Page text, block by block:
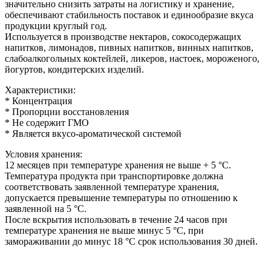
значительно снизить затраты на логистику и хранение,
обеспечивают стабильность поставок и единообразие вкуса
продукции круглый год.
Используется в производстве нектаров, сокосодержащих
напитков, лимонадов, пивных напитков, винных напитков,
слабоалкогольных коктейлей, ликеров, настоек, мороженого,
йогуртов, кондитерских изделий.
Характеристики:
* Концентрация
* Пропорции восстановления
* Не содержит ГМО
* Является вкусо-ароматической системой
Условия хранения:
12 месяцев при температуре хранения не выше + 5 °C.
Температура продукта при транспортировке должна
соответствовать заявленной температуре хранения,
допускается превышение температуры по отношению к
заявленной на 5 °C.
После вскрытия использовать в течение 24 часов при
температуре хранения не выше минус 5 °C, при
замораживании до минус 18 °C срок использования 30 дней.